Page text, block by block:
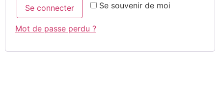
Se souvenir de moi
Se connecter
Mot de passe perdu ?